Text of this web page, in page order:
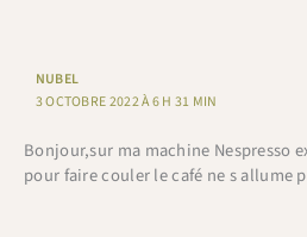
NUBEL
3 OCTOBRE 2022 À 6 H 31 MIN
Bonjour,sur ma machine Nespresso
pour faire couler le café ne s allume